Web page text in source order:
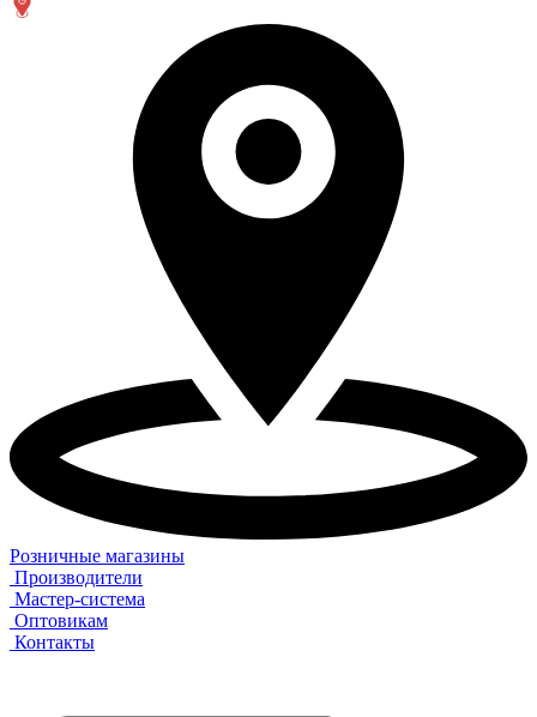
Розничные магазины
Производители
Мастер-система
Оптовикам
Контакты